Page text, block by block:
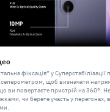
фіксація” у
щоб визначати
ви повертаєте пристрій на 360°.
чи берете участь у перегонах,